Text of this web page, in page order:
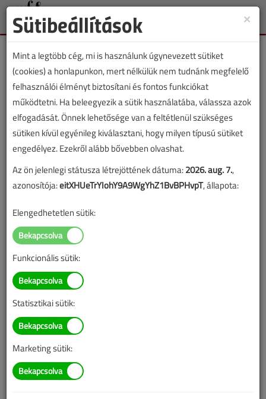
Toggle
VGF&HKL cikkvásárlás
A gázfogyasztó készülékek égéstermék-
elvezetéséről című cikk vásárlása
sikeres online elektronikus fizetést követően azonnal
aktiválódik. A hozzáférése nem évül el.
A rendeléshez kérjük, lépjen be!
Illetve, ha még nem tette meg, kérjük, regisztráljon!
Tudnivalók az online cikkvásárlásról
Van más mód ahhoz, hogy hozzáférjek egy cikkhez?
×
Sütibeállítások
Mint a legtöbb cég, mi is használunk úgynevezett sütiket
(cookies) a honlapunkon, mert nélkülük nem tudnánk megfelelő
felhasználói élményt biztosítani és fontos funkciókat
működtetni. Ha beleegyezik a sütik használatába, válassza azok
elfogadását. Önnek lehetősége van a feltétlenül szükséges
sütiken kívül egyénileg kiválasztani, hogy milyen típusú sütiket
engedélyez. Ezekről alább bővebben olvashat.
Az ön jelenlegi státusza létrejöttének dátuma:2026. aug. 7.,
azonosítója:eitXHUeTrYIohY9A9WgYhZ1BvBPHvpT, állapota:
Elengedhetetlen sütik:
Funkcionális sütik:
Statisztikai sütik:
Marketing sütik: